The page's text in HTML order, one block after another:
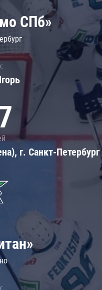
СПб»
г. Санкт-Петербург